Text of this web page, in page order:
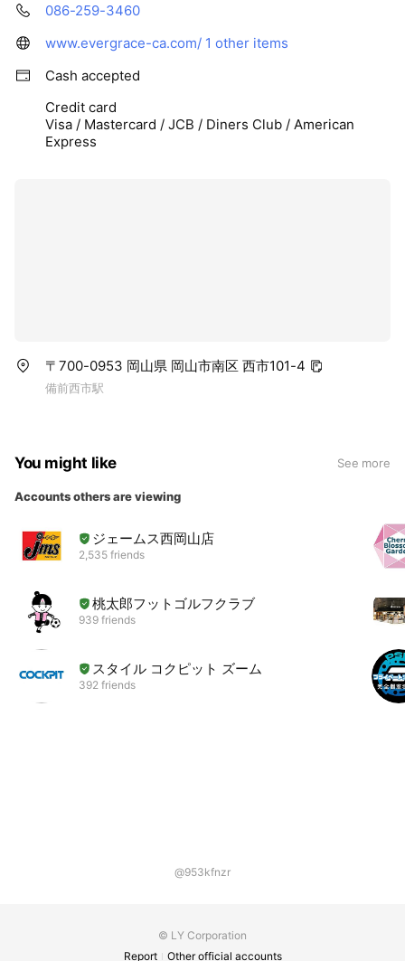
086-259-3460
www.evergrace-ca.com/ 1 other items
Cash accepted
Credit card
Visa / Mastercard / JCB / Diners Club / American
Express
〒700-0953 岡山県 岡山市南区 西市101-4
備前西市駅
You might like See more
Accounts others are viewing
ジェームス西岡山店
2,535 friends
桃太郎フットゴルフクラブ
939 friends
スタイル コクピット ズーム
392 friends
@953kfnzr
© LY Corporation
Report
Other official accounts